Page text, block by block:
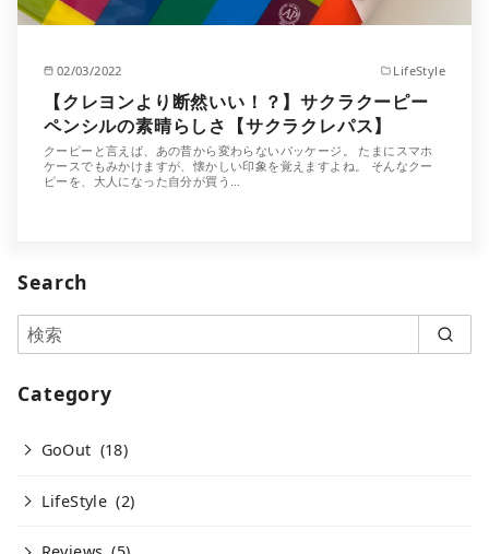
02/03/2022 LifeStyle
【クレヨンより断然いい！？】サクラクーピー
ペンシルの素晴らしさ【サクラクレパス】
クーピーと言えば、あの昔から変わらないパッケージ。 たまにスマホ
ケースでもみかけますが、懐かしい印象を覚えますよね。 そんなクー
ピーを、大人になった自分が買う…
Search
Category
GoOut (18)
LifeStyle (2)